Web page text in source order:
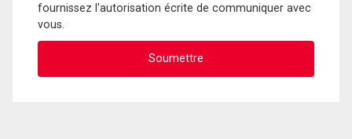
fournissez l'autorisation écrite de communiquer avec
vous.